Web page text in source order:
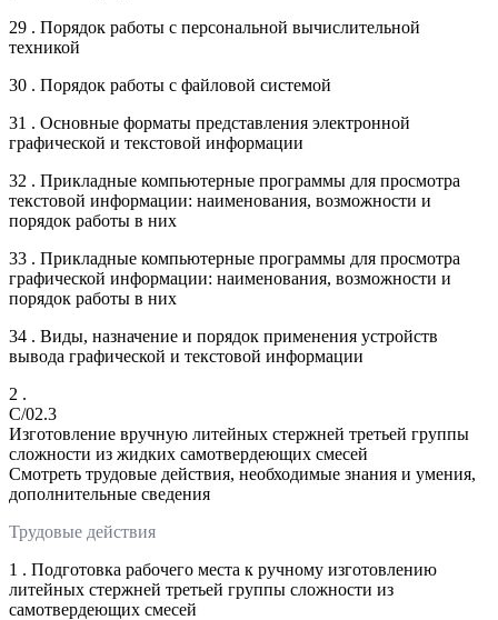
29 . Порядок работы с персональной вычислительной
техникой
30 . Порядок работы с файловой системой
31 . Основные форматы представления электронной
графической и текстовой информации
32 . Прикладные компьютерные программы для просмотра
текстовой информации: наименования, возможности и
порядок работы в них
33 . Прикладные компьютерные программы для просмотра
графической информации: наименования, возможности и
порядок работы в них
34 . Виды, назначение и порядок применения устройств
вывода графической и текстовой информации
2 .
C/02.3
Изготовление вручную литейных стержней третьей группы
сложности из жидких самотвердеющих смесей
Смотреть трудовые действия, необходимые знания и умения,
дополнительные сведения
Трудовые действия
1 . Подготовка рабочего места к ручному изготовлению
литейных стержней третьей группы сложности из
самотвердеющих смесей